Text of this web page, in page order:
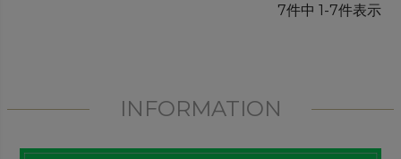
7件中 1 -7件表示
INFORMATION